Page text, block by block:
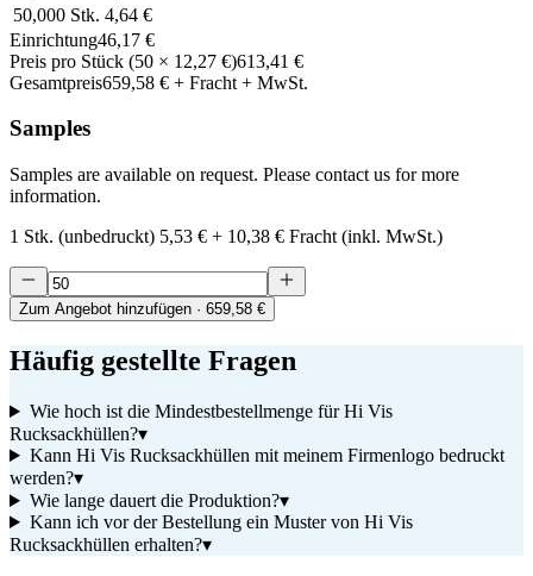
50,000 Stk. 4,64 €
Einrichtung46,17 €
Preis pro Stück (50 × 12,27 €)613,41 €
Gesamtpreis659,58 € + Fracht + MwSt.
Samples
Samples are available on request. Please contact us for more
information.
1 Stk. (unbedruckt) 5,53 € + 10,38 € Fracht (inkl. MwSt.)
Zum Angebot hinzufügen · 659,58 €
Häufig gestellte Fragen
Wie hoch ist die Mindestbestellmenge für Hi Vis
Rucksackhüllen?▾
Kann Hi Vis Rucksackhüllen mit meinem Firmenlogo bedruckt
werden?▾
Wie lange dauert die Produktion?▾
Kann ich vor der Bestellung ein Muster von Hi Vis
Rucksackhüllen erhalten?▾